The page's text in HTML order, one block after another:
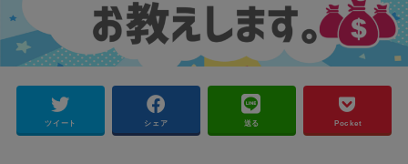
ツイート シェア 送る Pocket